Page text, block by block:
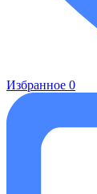
Избранное 0